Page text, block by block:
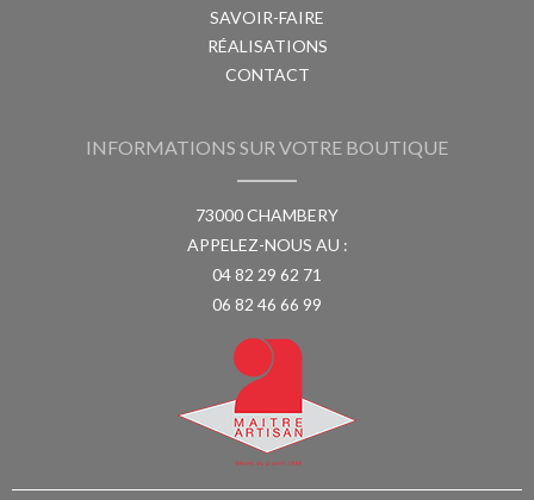
SAVOIR-FAIRE
RÉALISATIONS
CONTACT
INFORMATIONS SUR VOTRE BOUTIQUE
73000 CHAMBERY
APPELEZ-NOUS AU :
04 82 29 62 71
06 82 46 66 99